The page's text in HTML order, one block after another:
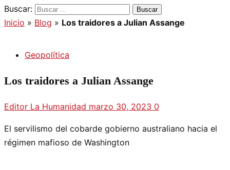
Buscar:
Inicio » Blog » Los traidores a Julian Assange
Geopolítica
Los traidores a Julian Assange
Editor La Humanidad marzo 30, 2023 0
El servilismo del cobarde gobierno australiano hacia el
régimen mafioso de Washington